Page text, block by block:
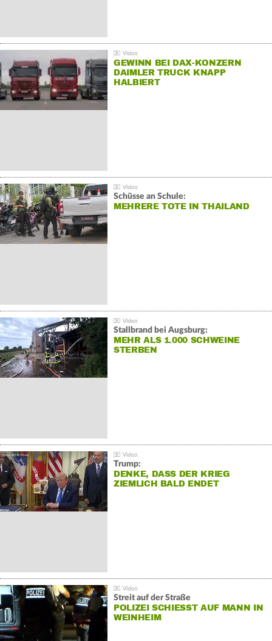
GEWINN BEI DAX-KONZERN
DAIMLER TRUCK KNAPP
HALBIERT
Schüsse an Schule:
MEHRERE TOTE IN THAILAND
Stallbrand bei Augsburg:
MEHR ALS 1.000 SCHWEINE
STERBEN
Trump:
DENKE, DASS DER KRIEG
ZIEMLICH BALD ENDET
Streit auf der Straße
POLIZEI SCHIESST AUF MANN IN W
EINHEIM